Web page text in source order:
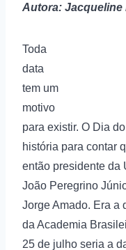
Autora: Jacqueline
Toda
data
tem um
motivo
para existir. O Dia
história para contar
então presidente da
João Peregrino
Jorge Amado. Era a
da Academia
25 de julho seria a